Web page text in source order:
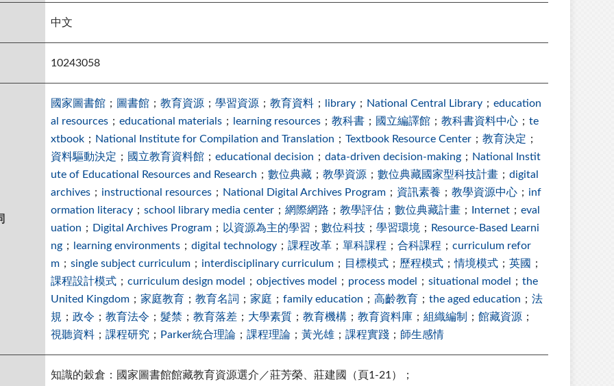
中文
10243058
國家圖書館 ； 圖書館 ； 教育資源 ； 學習資源 ； 教育資料 ； library ； National Central Library ； education
al resources ； educational materials ； learning resources ； 教科書 ； 國立編譯館 ； 教科書資料中心 ； te
xtbook ； National Institute for Compilation and Translation ； Textbook Resource Center ； 教育決定 ；
資料驅動決定 ； 國立教育資料館 ； educational decision ； data-driven decision-making ； National Instit
ute of Educational Resources and Research ； 數位典藏 ； 教學資源 ； 數位典藏國家型科技計畫 ； digital
archives ； instructional resources ； National Digital Archives Program ； 資訊素養 ； 教學資源中心 ； inf
ormation literacy ； school library media center ； 網際網路 ； 教學評估 ； 數位典藏計畫 ； Internet ； eval
uation ； Digital Archives Program ； 以資源為主的學習 ； 數位科技 ； 學習環境 ；
Resource-Based Learni
ng ； learning environments ； digital technology ； 課程改革 ； 單科課程 ； 合科課程 ； curriculum refor
m ； single subject curriculum ； interdisciplinary curriculum ； 目標模式 ； 歷程模式 ；情境模式 ； 英國
；
課程設計模式 ； curriculum design model ； objectives model ； process model ； situational model ； the
United Kingdom ； 家庭教育 ； 教育名詞 ； 家庭 ； family education ； 高齡教育 ； the aged education ； 法
規 ； 政令 ； 教育法令 ； 髮禁 ； 教育落差 ； 大學素質 ； 教育機構 ； 教育資料庫 ； 組織編制 ； 館藏資源 ；
視聽資料 ； 課程研究 ； Parker統合理論 ； 課程理論 ； 黃光雄 ； 課程實踐 ； 師生感情
知識的穀倉：國家圖書館館藏教育資源選介／莊芳榮、莊建國（頁1-21）；